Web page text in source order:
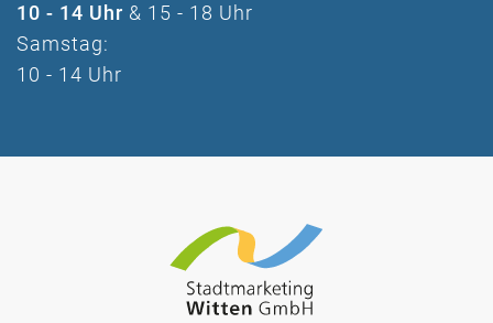
10 - 14 Uhr & 15 - 18 Uhr
Samstag:
10 - 14 Uhr